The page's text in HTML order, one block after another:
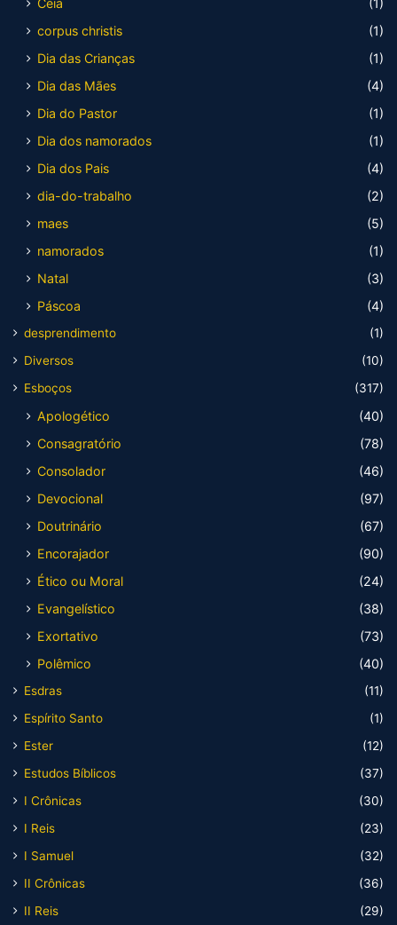
corpus christis
(1)
Dia das Crianças
(1)
Dia das Mães
(4)
Dia do Pastor
(1)
Dia dos namorados
(1)
Dia dos Pais
(4)
dia-do-trabalho
(2)
maes
(5)
namorados
(1)
Natal
(3)
Páscoa
(4)
desprendimento
(1)
Diversos
(10)
Esboços
(317)
Apologético
(40)
Consagratório
(78)
Consolador
(46)
Devocional
(97)
Doutrinário
(67)
Encorajador
(90)
Ético ou Moral
(24)
Evangelístico
(38)
Exortativo
(73)
Polêmico
(40)
Esdras
(11)
Espírito Santo
(1)
Ester
(12)
Estudos Bíblicos
(37)
I Crônicas
(30)
I Reis
(23)
I Samuel
(32)
II Crônicas
(36)
II Reis
(29)